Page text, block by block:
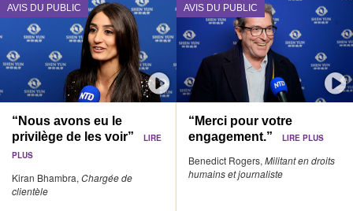
AVIS DU PUBLIC
“Nous avons eu le
privilège de les voir”
LIRE
PLUS
Kiran Bhambra, Chargée de
clientèle
AVIS DU PUBLIC
“Merci pour votre
engagement.”LIRE PLUS
Benedict Rogers,Militant en droits
humains et journaliste